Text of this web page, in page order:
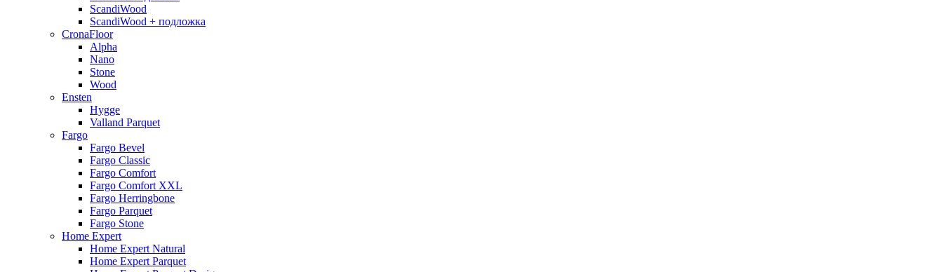
ScandiWood
ScandiWood + подложка
CronaFloor
Alpha
Nano
Stone
Wood
Ensten
Hygge
Valland Parquet
Fargo
Fargo Bevel
Fargo Classic
Fargo Comfort
Fargo Comfort XXL
Fargo Herringbone
Fargo Parquet
Fargo Stone
Home Expert
Home Expert Natural
Home Expert Parquet